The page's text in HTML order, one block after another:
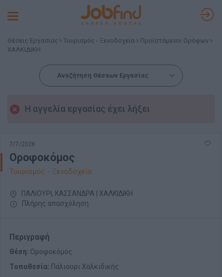
Toggle
Θέσεις Εργασίας Τουρισμός - Ξενοδοχεία
Προϊστάμενοι Ορόφων
ΧΑΛΚΙΔΙΚΗ
Αναζήτηση Θέσεων Εργασίας
Η αγγελία εργασίας έχει λήξει
7/7/2026
Οροφοκόμος
Τουρισμός - Ξενοδοχεία
ΠΑΛΙΟΥΡΙ, ΚΑΣΣΑΝΔΡΑ | ΧΑΛΚΙΔΙΚΗ
Πλήρης απασχόληση
Περιγραφή
Θέση: Οροφοκόμος
Τοποθεσία: Παλιούρι Χαλκιδικής